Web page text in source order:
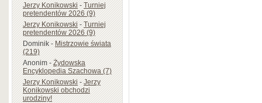
Jerzy Konikowski-Turniej
pretendentów 2026 (9)
Jerzy Konikowski-Turniej
pretendentów 2026 (9)
Dominik-Mistrzowie świata
(219)
Anonim-Żydowska
Encyklopedia Szachowa (7)
Jerzy Konikowski-Jerzy
Konikowski obchodzi
urodziny!